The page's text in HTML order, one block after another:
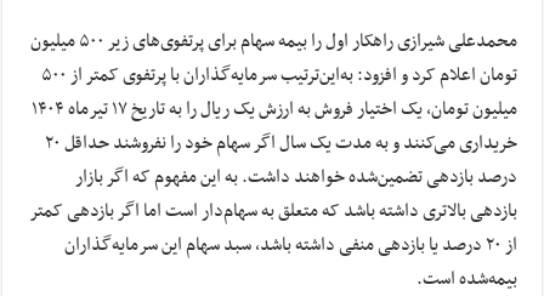
محمدعلی شیرازی راهکار اول را بیمه سهام برای پرتفوی‌های زیر ۵۰۰ میلیون
تومان اعلام کرد و افزود: به‌این‌ترتیب سرمایه‌گذاران با پرتفوی کمتر از ۵۰۰
میلیون تومان، یک اختیار فروش به ارزش یک ریال را به تاریخ ۱۷ تیرماه ۱۴۰۴
خریداری می‌کنند و به مدت یک سال اگر سهام خود را نفروشند حداقل ۲۰
درصد بازدهی تضمین‌شده خواهند داشت. به این مفهوم که اگر بازار
بازدهی بالاتری داشته باشد که متعلق به سهام‌دار است اما اگر بازدهی کمتر
از ۲۰ درصد یا بازدهی منفی داشته باشد، سبد سهام این سرمایه‌گذاران
بیمه‌شده است.